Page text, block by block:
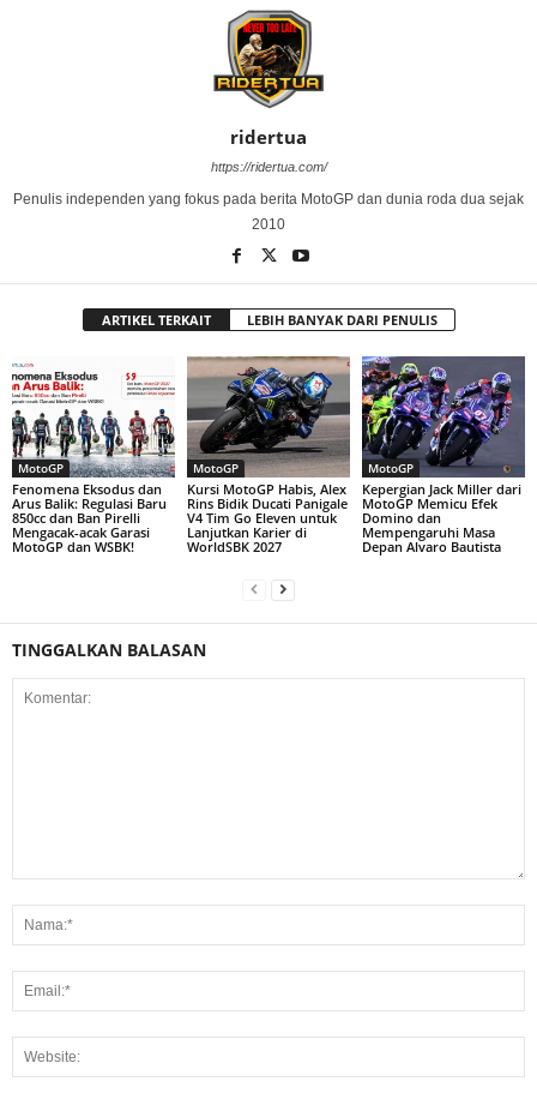
ridertua
https://ridertua.com/
Penulis independen yang fokus pada berita MotoGP dan dunia roda dua sejak
2010
ARTIKEL TERKAIT LEBIH BANYAK DARI PENULIS
MotoGP
Fenomena Eksodus dan
Arus Balik: Regulasi Baru
850cc dan Ban Pirelli
Mengacak-acak Garasi
MotoGP dan WSBK!
MotoGP
Kursi MotoGP Habis, Alex
Rins Bidik Ducati Panigale
V4 Tim Go Eleven untuk
Lanjutkan Karier di
WorldSBK 2027
MotoGP
Kepergian Jack Miller dari
MotoGP Memicu Efek
Domino dan
Mempengaruhi Masa
Depan Alvaro Bautista
TINGGALKAN BALASAN